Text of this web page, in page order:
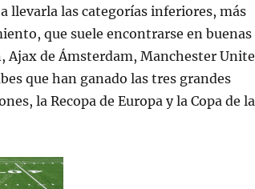
llevarla las categorías inferiores, más
que suele encontrarse en buenas
de Ámsterdam, Manchester
que han ganado las tres grandes
la Recopa de Europa y la Copa de la